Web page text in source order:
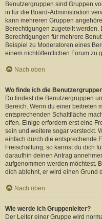
Benutzergruppen sind Gruppen
in für die Board-Administration
kann mehreren Gruppen
Berechtigungen zugeteilt werden.
Berechtigungen für mehrere
Beispiel zu Moderatoren eines
einem nichtöffentlichen Forum zu
Nach oben
Wo finde ich die
Du findest die Benutzergruppen
Bereich. Wenn du einer beitreten
entsprechenden Schaltfläche
offen. Einige erfordern erst eine
sein und weitere sogar versteckt.
einfach durch die entsprechende
Freischaltung, so kannst du dich
daraufhin deinen Antrag
aufgenommen werden möchtest.
dich ablehnt, er wird einen Grund
Nach oben
Wie werde ich Gruppenleiter?
Der Leiter einer Gruppe wird